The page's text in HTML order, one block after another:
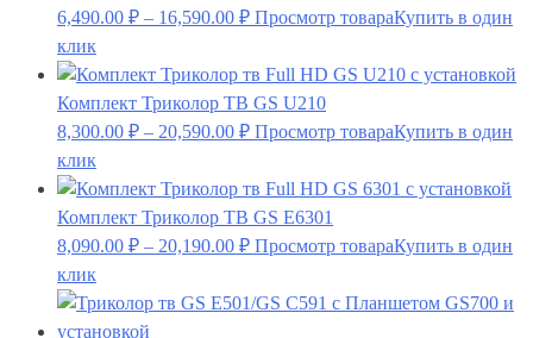
6,490.00 ₽ – 16,590.00 ₽ Просмотр товараКупить в один
клик
Комплект Триколор ТВ GS U210
8,300.00 ₽ – 20,590.00 ₽ Просмотр товараКупить в один
клик
Комплект Триколор ТВ GS E6301
8,090.00 ₽ – 20,190.00 ₽ Просмотр товараКупить в один
клик